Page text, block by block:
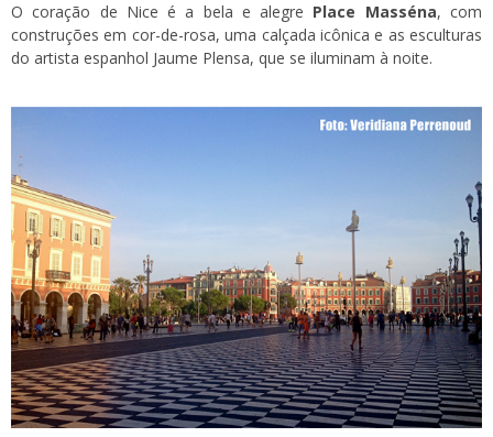
O coração de Nice é a bela e alegre Place Masséna, com
construções em cor-de-rosa, uma calçada icônica e as esculturas
do artista espanhol Jaume Plensa, que se iluminam à noite.